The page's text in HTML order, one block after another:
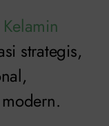
strategis,